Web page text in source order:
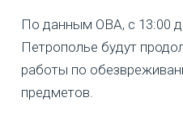
По данным ОВА, с 13:00
Петрополье будут
работы по
предметов.